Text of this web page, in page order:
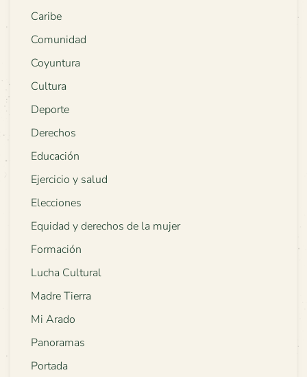
Caribe
Comunidad
Coyuntura
Cultura
Deporte
Derechos
Educación
Ejercicio y salud
Elecciones
Equidad y derechos de la mujer
Formación
Lucha Cultural
Madre Tierra
Mi Arado
Panoramas
Portada